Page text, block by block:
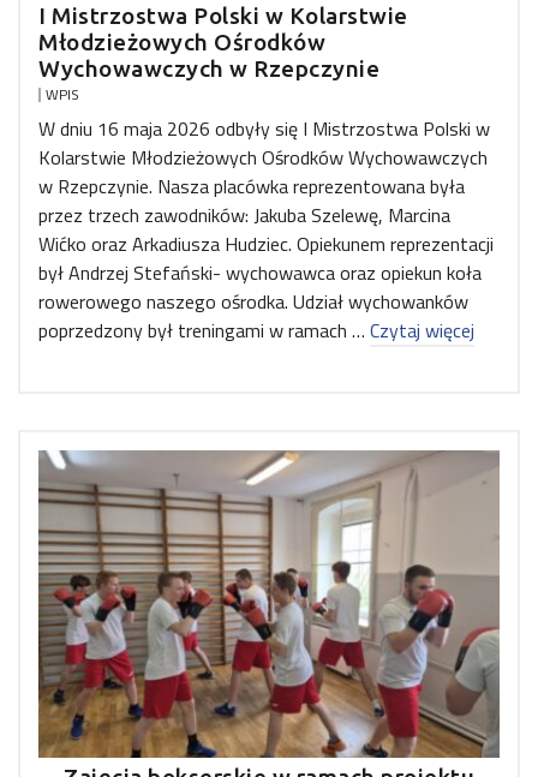
I Mistrzostwa Polski w Kolarstwie
Młodzieżowych Ośrodków
Wychowawczych w Rzepczynie
WPIS
W dniu 16 maja 2026 odbyły się I Mistrzostwa Polski w
Kolarstwie Młodzieżowych Ośrodków Wychowawczych
w Rzepczynie. Nasza placówka reprezentowana była
przez trzech zawodników: Jakuba Szelewę, Marcina
Wićko oraz Arkadiusza Hudziec. Opiekunem reprezentacji
był Andrzej Stefański- wychowawca oraz opiekun koła
rowerowego naszego ośrodka. Udział wychowanków
poprzedzony był treningami w ramach … Czytaj więcej